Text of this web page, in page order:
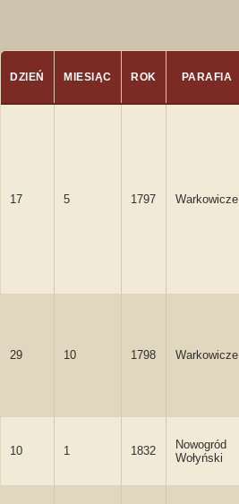
DZIEŃ MIESIĄC ROK PARAFIA
17 5 1797 Warkowicze
29 10 1798 Warkowicze
10 1 1832
Nowogród
Wołyński